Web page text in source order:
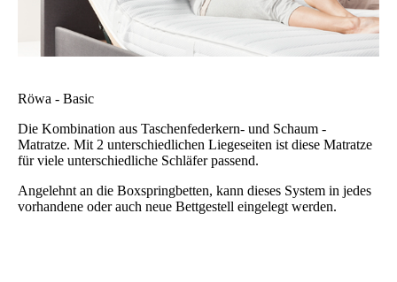
Röwa - Basic
Die Kombination aus Taschenfederkern- und Schaum -
Matratze. Mit 2 unterschiedlichen Liegeseiten ist diese Matratze
für viele unterschiedliche Schläfer passend.
Angelehnt an die Boxspringbetten, kann dieses System in jedes
vorhandene oder auch neue Bettgestell eingelegt werden.